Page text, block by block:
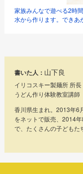
家族みんなで遊べる2時
水から作ります。できあ
書いた人： 山下良
イリコスキー製麺所 所長
うどん作り体験教室講師
香川県生まれ。2013年6
をネットで販売、2014
で、たくさんの子どもた